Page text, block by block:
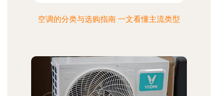
空调的分类与选购指南 一文看懂主流类型